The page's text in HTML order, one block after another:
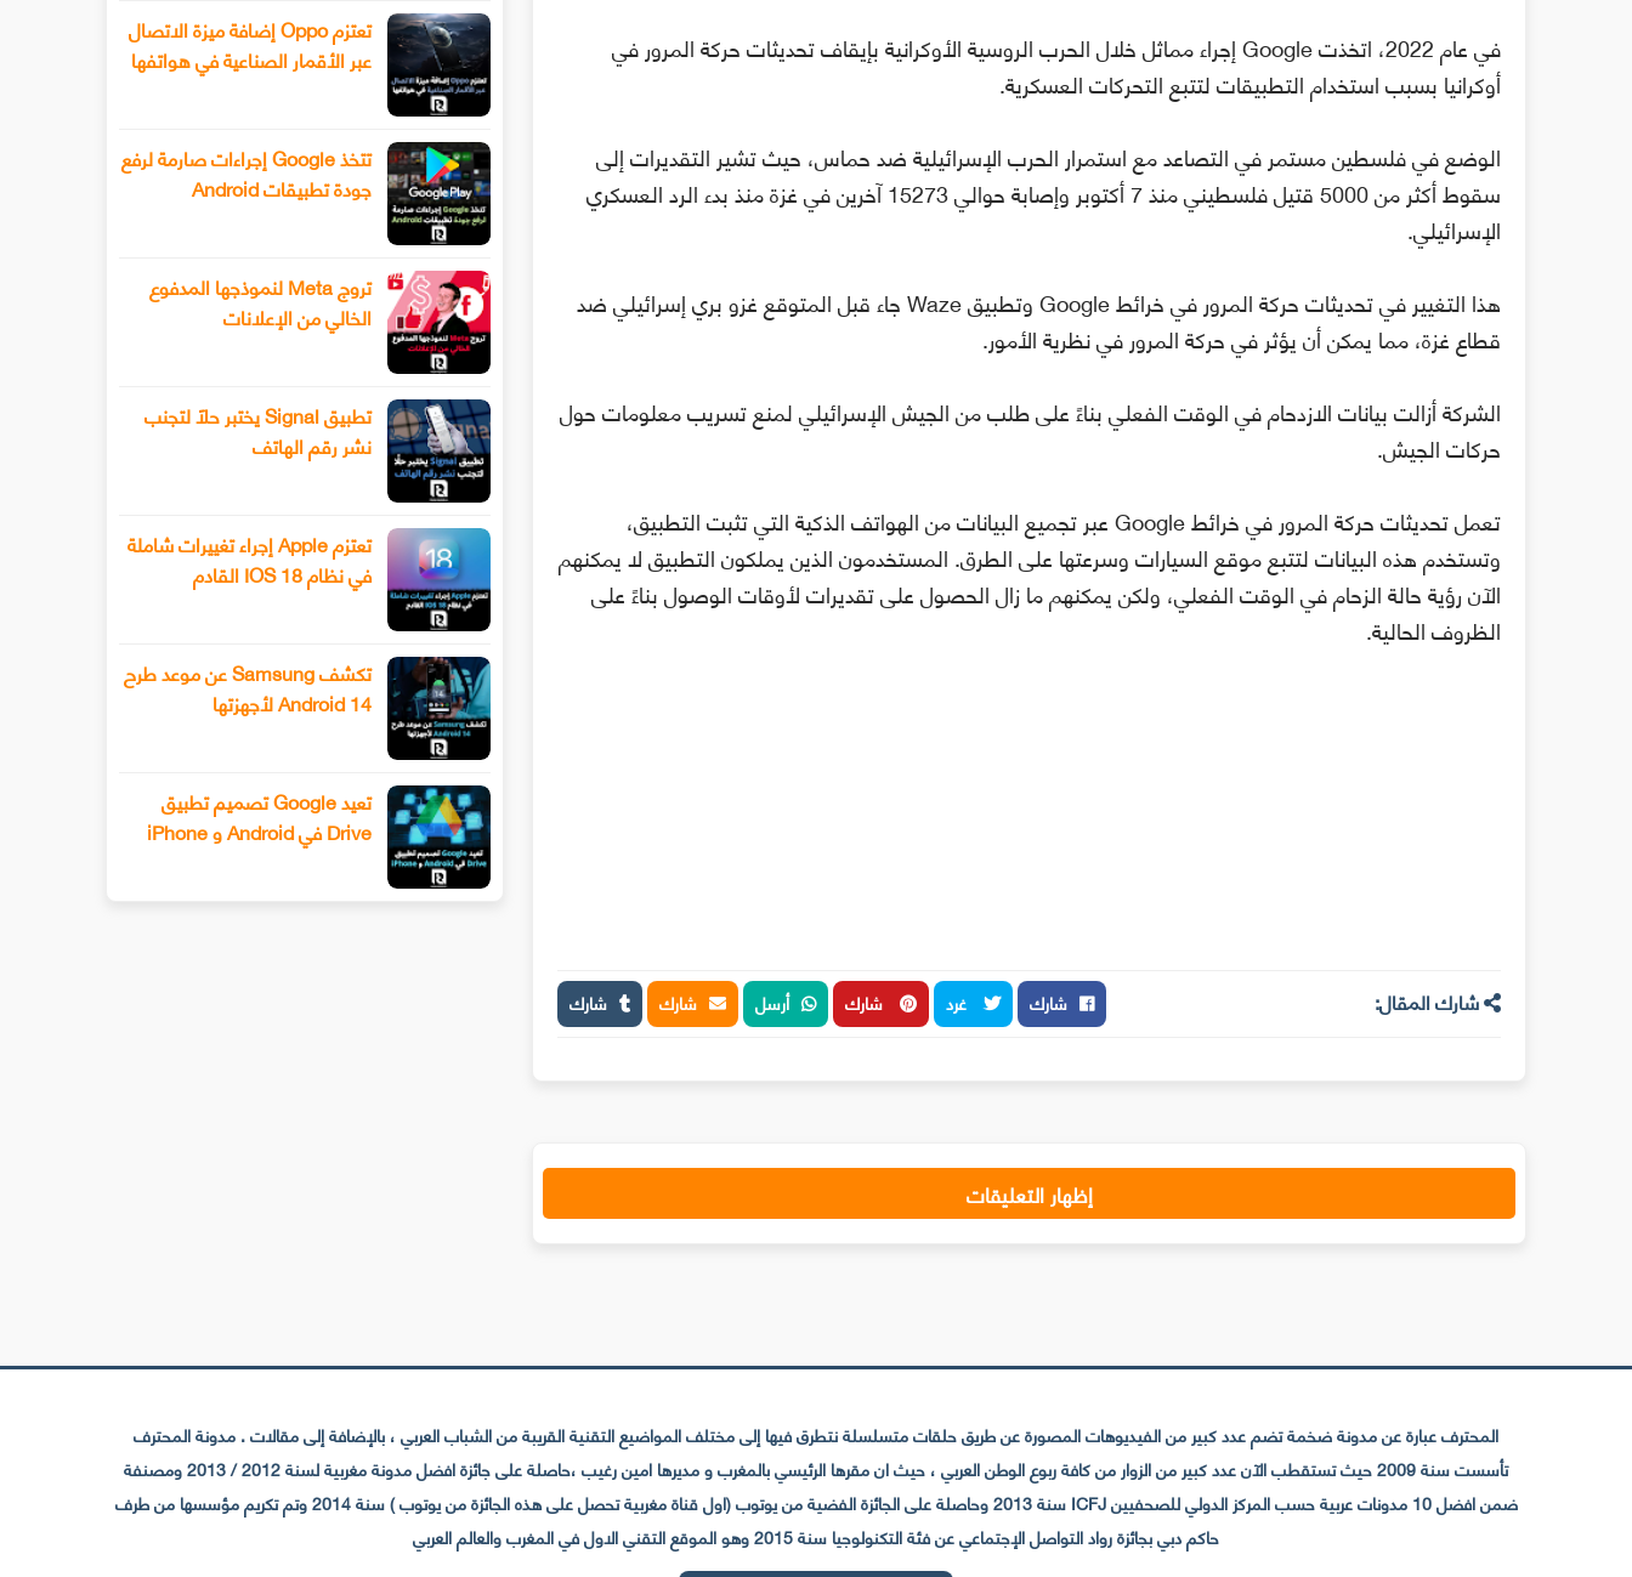
في عام 2022، اتخذت Google إجراء مماثل خلال الحرب الروسية الأوكرانية بإيقاف تحديثات حركة المرور في
أوكرانيا بسبب استخدام التطبيقات لتتبع التحركات العسكرية.
الوضع في فلسطين مستمر في التصاعد مع استمرار الحرب الإسرائيلية ضد حماس، حيث تشير التقديرات إلى
سقوط أكثر من 5000 قتيل فلسطيني منذ 7 أكتوبر وإصابة حوالي 15273 آخرين في غزة منذ بدء الرد العسكري
الإسرائيلي.
هذا التغيير في تحديثات حركة المرور في خرائط Google وتطبيق Waze جاء قبل المتوقع غزو بري إسرائيلي ضد
قطاع غزة، مما يمكن أن يؤثر في حركة المرور في نظرية الأمور.
الشركة أزالت بيانات الازدحام في الوقت الفعلي بناءً على طلب من الجيش الإسرائيلي لمنع تسريب معلومات حول
حركات الجيش.
تعمل تحديثات حركة المرور في خرائط Google عبر تجميع البيانات من الهواتف الذكية التي تثبت التطبيق،
وتستخدم هذه البيانات لتتبع موقع السيارات وسرعتها على الطرق. المستخدمون الذين يملكون التطبيق لا يمكنهم
الآن رؤية حالة الزحام في الوقت الفعلي، ولكن يمكنهم ما زال الحصول على تقديرات لأوقات الوصول بناءً على
الظروف الحالية.
شارك المقال: شارك غرد شارك أرسل شارك شارك
إظهار التعليقات
تعتزم Oppo إضافة ميزة الاتصال
عبر الأقمار الصناعية في هواتفها
تتخذ Google إجراءات صارمة لرفع
جودة تطبيقات Android
تروج Meta لنموذجها المدفوع
الخالي من الإعلانات
تطبيق Signal يختبر حلًا لتجنب
نشر رقم الهاتف
تعتزم Apple إجراء تغييرات شاملة
في نظام IOS 18 القادم
تكشف Samsung عن موعد طرح
Android 14 لأجهزتها
تعيد Google تصميم تطبيق
Drive في Android و iPhone
المحترف عبارة عن مدونة ضخمة تضم عدد كبير من الفيديوهات المصورة عن طريق حلقات متسلسلة نتطرق فيها إلى مختلف المواضيع التقنية القريبة من الشباب العربي ، بالإضافة إلى مقالات . مدونة المحترف
تأسست سنة 2009 حيث تستقطب الآن عدد كبير من الزوار من كافة ربوع الوطن العربي ، حيث ان مقرها الرئيسي بالمغرب و مديرها امين رغيب ،حاصلة على جائزة افضل مدونة مغربية لسنة 2012 / 2013 ومصنفة
ضمن افضل 10 مدونات عربية حسب المركز الدولي للصحفيين ICFJ سنة 2013 وحاصلة على الجائزة الفضية من يوتوب (اول قناة مغربية تحصل على هذه الجائزة من يوتوب ) سنة 2014 وتم تكريم مؤسسها من طرف
حاكم دبي بجائزة رواد التواصل الإجتماعي عن فئة التكنولوجيا سنة 2015 وهو الموقع التقني الاول في المغرب والعالم العربي